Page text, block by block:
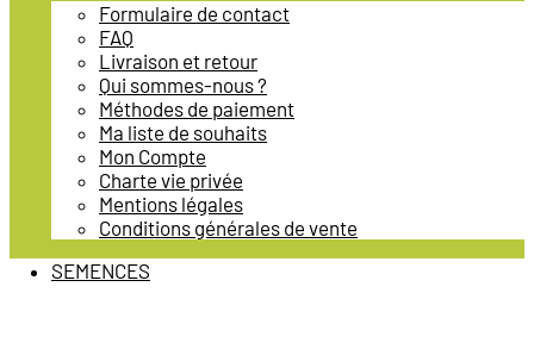
Formulaire de contact
FAQ
Livraison et retour
Qui sommes-nous ?
Méthodes de paiement
Ma liste de souhaits
Mon Compte
Charte vie privée
Mentions légales
Conditions générales de vente
SEMENCES